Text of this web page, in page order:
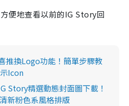
便地查看以前的IG Story回
推換Logo功能！簡單步驟教
Icon
Story精選動態封面圖下載！
新粉色系風格排版